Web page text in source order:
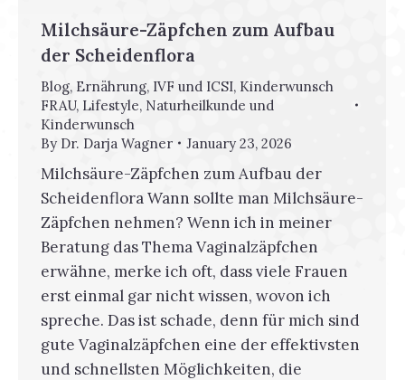
Milchsäure-Zäpfchen zum Aufbau
der Scheidenflora
Blog, Ernährung, IVF und ICSI, Kinderwunsch
FRAU, Lifestyle, Naturheilkunde und
Kinderwunsch
By Dr. Darja Wagner January 23, 2026
Milchsäure-Zäpfchen zum Aufbau der
Scheidenflora Wann sollte man Milchsäure-
Zäpfchen nehmen? Wenn ich in meiner
Beratung das Thema Vaginalzäpfchen
erwähne, merke ich oft, dass viele Frauen
erst einmal gar nicht wissen, wovon ich
spreche. Das ist schade, denn für mich sind
gute Vaginalzäpfchen eine der effektivsten
und schnellsten Möglichkeiten, die